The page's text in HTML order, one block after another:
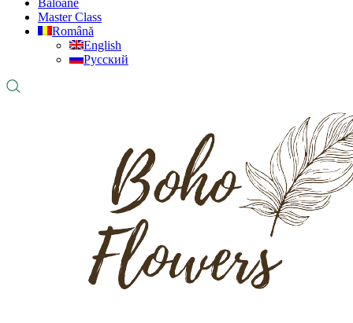
Baloane
Master Class
Română
English
Русский